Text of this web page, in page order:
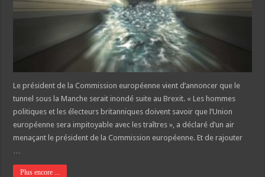
Le président de la Commission européenne vient d’annoncer que le
tunnel sous la Manche serait inondé suite au Brexit. « Les hommes
politiques et les électeurs britanniques doivent savoir que l’Union
européenne sera impitoyable avec les traîtres », a déclaré d’un air
menaçant le président de la Commission européenne. Et de rajouter
Plus encore ...